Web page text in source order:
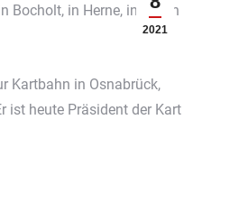
2021
Bocholt, in Herne, in Essen
Kartbahn in Osnabrück,
ist heute Präsident der Kart